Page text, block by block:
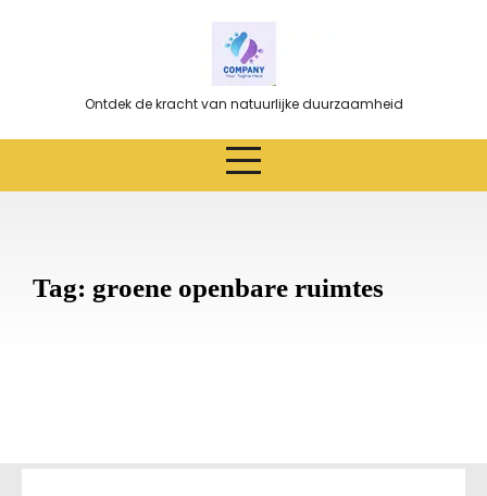
Ontdek de kracht van natuurlijke duurzaamheid
Tag: groene openbare ruimtes